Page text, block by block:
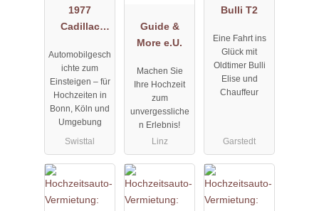
1977
Cadillac
Formal
Automobilgesch
ichte zum
Einsteigen – für
Hochzeiten in
Bonn, Köln und
Umgebung
Swisttal
Guide &
More e.U.
Machen Sie
Ihre Hochzeit
zum
unvergessliche
n Erlebnis!
Linz
Bulli T2
Eine Fahrt ins
Glück mit
Oldtimer Bulli
Elise und
Chauffeur
Garstedt